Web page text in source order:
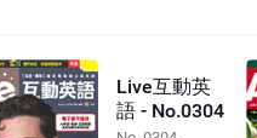
Live互動英
語 - No.0304